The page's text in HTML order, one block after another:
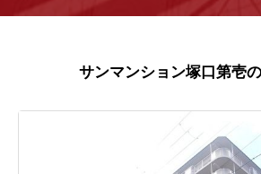
サンマンション塚口第壱